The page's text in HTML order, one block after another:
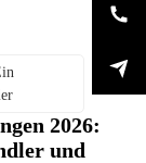
2026:
und